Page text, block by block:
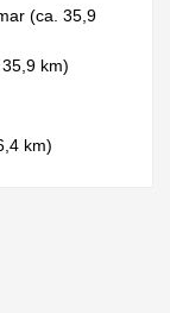
(ca. 35,9
km)
km)